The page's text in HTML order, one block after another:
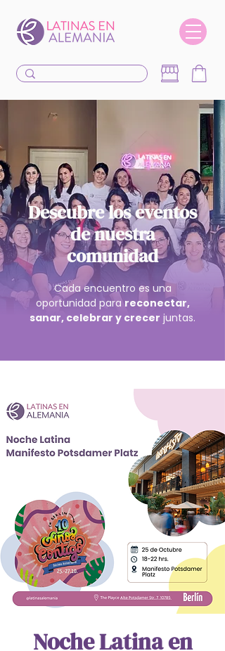
Descubre los eventos
de nuestra
comunidad
Cada encuentro es una
oportunidad parareconectar,
sanar, celebrar y crecer juntas.
Noche Latina en